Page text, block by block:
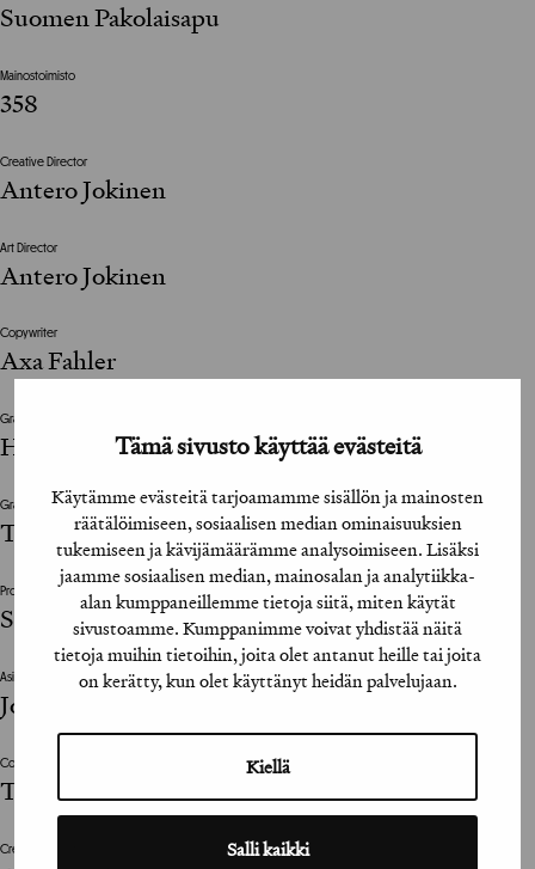
Tämä sivusto käyttää evästeitä
Käytämme evästeitä tarjoamamme sisällön ja mainosten
räätälöimiseen, sosiaalisen median ominaisuuksien
tukemiseen ja kävijämäärämme analysoimiseen. Lisäksi
jaamme sosiaalisen median, mainosalan ja analytiikka-
alan kumppaneillemme tietoja siitä, miten käytät
sivustoamme. Kumppanimme voivat yhdistää näitä
tietoja muihin tietoihin, joita olet antanut heille tai joita
on kerätty, kun olet käyttänyt heidän palvelujaan.
Kiellä
Salli kaikki
Suomen Pakolaisapu
Mainostoimisto
358
Creative Director
Antero Jokinen
Art Director
Antero Jokinen
Copywriter
Axa Fahler
Graafinen viimeistelijä / Graphic Design Assistant
HP Savolainen
Graafinen suunnittelija / Graphic Designer
Tomi Haaparanta / Suomi Type Foundry
Projektinjohto / Project Management
Sonja Eiramo, Krista Durchman
Asiakkaan vastuuhenkilö / Clients Representative
Johanna Huurre
Copywriter
Taro Korhonen
Creative Director